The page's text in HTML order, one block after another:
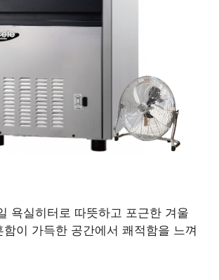
욕실히터로 따뜻하고 포근한 겨울
함이 가득한 공간에서 쾌적함을 느껴